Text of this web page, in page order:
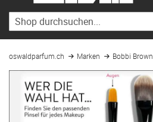
oswaldparfum.ch Marken Bobbi Brown